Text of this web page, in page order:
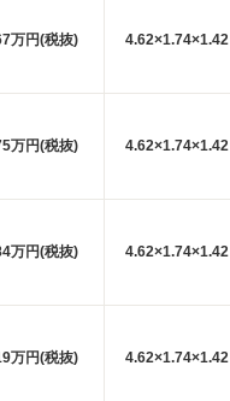
万円(税抜) 4.62×1.74×1.42
万円(税抜) 4.62×1.74×1.42
万円(税抜) 4.62×1.74×1.42
万円(税抜) 4.62×1.74×1.42